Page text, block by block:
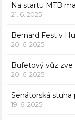
Na startu MTB
21. 6. 2025
Bernard Fest v
20. 6. 2025
Bufetový vůz zve
20. 6. 2025
Senátorská stuha
19. 6. 2025